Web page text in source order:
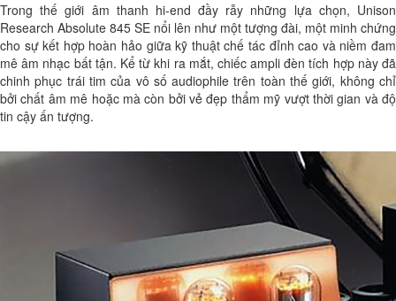
Trong thế giới âm thanh hi-end đầy rẫy những lựa chọn, Unison
Research Absolute 845 SE nổi lên như một tượng đài, một minh chứng
cho sự kết hợp hoàn hảo giữa kỹ thuật chế tác đỉnh cao và niềm đam
mê âm nhạc bất tận. Kể từ khi ra mắt, chiếc ampli đèn tích hợp này đã
chinh phục trái tim của vô số audiophile trên toàn thế giới, không chỉ
bởi chất âm mê hoặc mà còn bởi vẻ đẹp thẩm mỹ vượt thời gian và độ
tin cậy ấn tượng.